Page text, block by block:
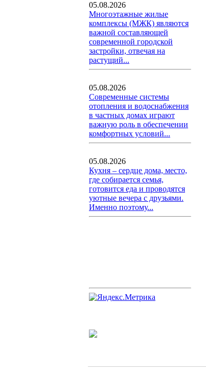
05.08.2026
Многоэтажные жилые
комплексы (МЖК) являются
важной составляющей
современной городской
застройки, отвечая на
растущий...
05.08.2026
Современные системы
отопления и водоснабжения
в частных домах играют
важную роль в обеспечении
комфортных условий...
05.08.2026
Кухня – сердце дома, место,
где собирается семья,
готовится еда и проводятся
уютные вечера с друзьями.
Именно поэтому...